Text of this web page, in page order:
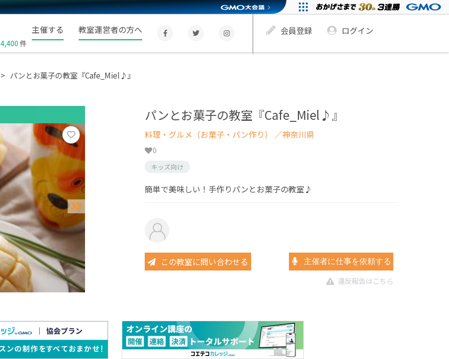
4,400 件
主催する 教室運営者の方へ 会員登録 ログイン
パンとお菓子の教室『Cafe_Miel♪』
パンとお菓子の教室『Cafe_Miel♪』
料理・グルメ（お菓子・パン作り） ／神奈川県
0
キッズ向け
簡単で美味しい！手作りパンとお菓子の教室♪
この教室に問い合わせる 主催者に仕事を依頼する
違反報告はこちら